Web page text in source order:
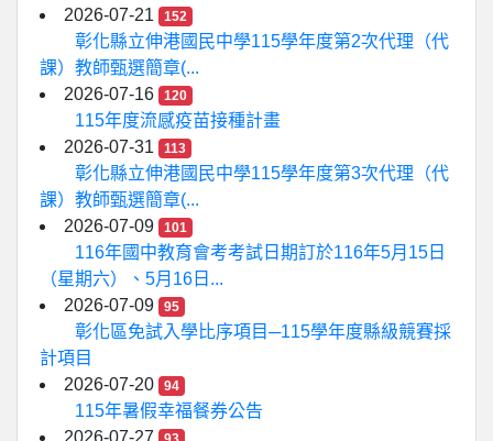
2026-07-21
152
彰化縣立伸港國民中學115學年度第2次代理（代
課）教師甄選簡章(...
2026-07-16
120
115年度流感疫苗接種計畫
2026-07-31
113
彰化縣立伸港國民中學115學年度第3次代理（代
課）教師甄選簡章(...
2026-07-09
101
116年國中教育會考考試日期訂於116年5月15日
（星期六）、5月16日...
2026-07-09
95
彰化區免試入學比序項目─115學年度縣級競賽採
計項目
2026-07-20
94
115年暑假幸福餐券公告
2026-07-27